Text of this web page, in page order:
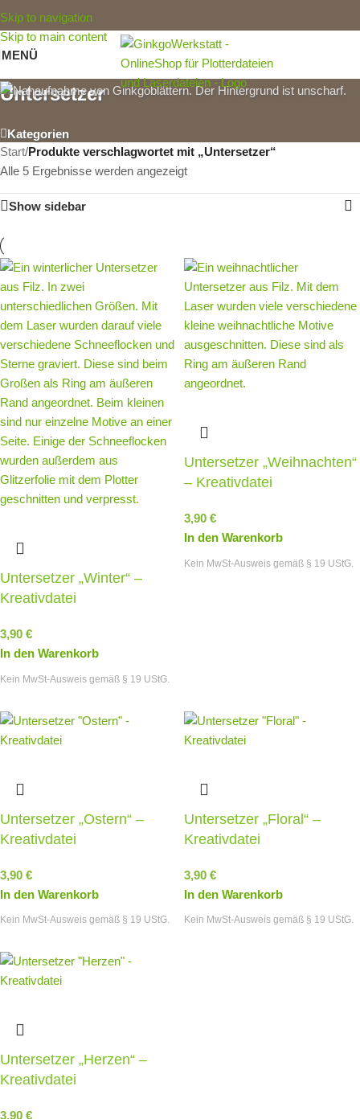
Skip to navigation
Skip to main content
MENÜ
Untersetzer
Kategorien
Start/Produkte verschlagwortet mit „Untersetzer“
Alle 5 Ergebnisse werden angezeigt
Show sidebar
Untersetzer „Winter“ –
Kreativdatei
3,90 €
In den Warenkorb
Kein MwSt-Ausweis gemäß § 19 UStG.
Untersetzer „Weihnachten“
– Kreativdatei
3,90 €
In den Warenkorb
Kein MwSt-Ausweis gemäß § 19 UStG.
Untersetzer „Ostern“ –
Kreativdatei
3,90 €
In den Warenkorb
Kein MwSt-Ausweis gemäß § 19 UStG.
Untersetzer „Floral“ –
Kreativdatei
3,90 €
In den Warenkorb
Kein MwSt-Ausweis gemäß § 19 UStG.
Untersetzer „Herzen“ –
Kreativdatei
3,90 €